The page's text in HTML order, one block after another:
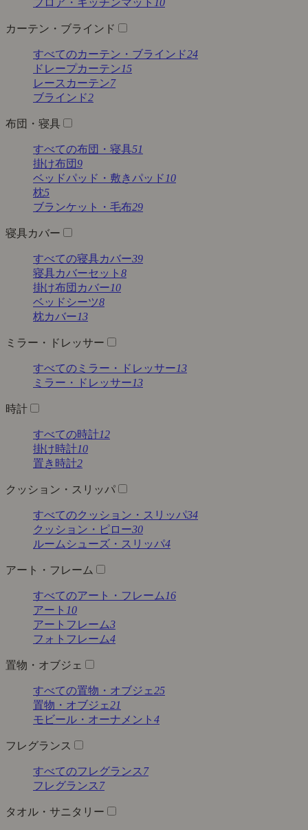
カーテン・ブラインド
すべてのカーテン・ブラインド24
ドレープカーテン15
レースカーテン7
ブラインド2
布団・寝具
すべての布団・寝具51
掛け布団9
ベッドパッド・敷きパッド 10
枕5
ブランケット・毛布29
寝具カバー
すべての寝具カバー39
寝具カバーセット 8
掛け布団カバー10
ベッドシーツ8
枕カバー13
ミラー・ドレッサー
すべてのミラー・ドレッサー13
ミラー・ドレッサー13
時計
すべての時計12
掛け時計10
置き時計2
クッション・スリッパ
すべてのクッション・スリッパ34
クッション・ピロー30
ルームシューズ・スリッパ4
アート・フレーム
すべてのアート・フレーム 16
アート 10
アートフレーム3
フォトフレーム4
置物・オブジェ
すべての置物・オブジェ25
置物・オブジェ21
モビール・オーナメント 4
フレグランス
すべてのフレグランス 7
フレグランス 7
タオル・サニタリー